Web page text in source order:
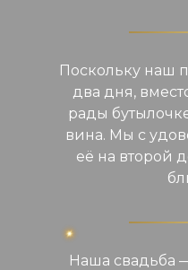
Поскольку наш
два дня,
рады
вина. Мы с
её на второй
Наша свадьба